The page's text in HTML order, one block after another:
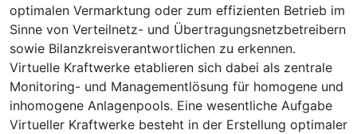
optimalen Vermarktung oder zum effizienten Betrieb im
Sinne von Verteilnetz- und Übertragungsnetzbetreibern
sowie Bilanzkreisverantwortlichen zu erkennen.
Virtuelle Kraftwerke etablieren sich dabei als zentrale
Monitoring- und Managementlösung für homogene und
inhomogene Anlagenpools. Eine wesentliche Aufgabe
Virtueller Kraftwerke besteht in der Erstellung optimaler